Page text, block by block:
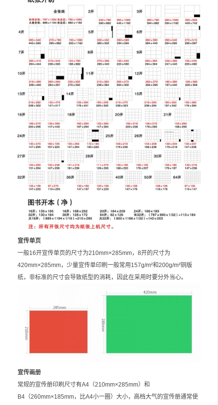
宣传单页
一般16开宣传单页的尺寸为210mm×285mm，8开的尺寸为
420mm×285mm，少量宣传单印刷一般常用157g/m²和200g/m²铜版
纸，非标准的尺寸会导致纸型的消耗，因此在采用时要分外当心。
宣传画册
常规的宣传册印刷尺寸有A4（210mm×285mm）和
B4（260mm×185mm，比A4小一圈）大小，高档大气的宣传册通常使